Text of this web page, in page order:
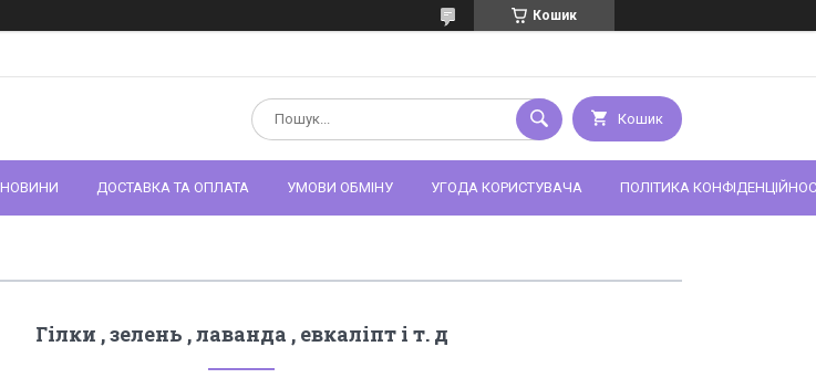
Кошик
Кошик
НОВИНИ ДОСТАВКА ТА ОПЛАТА УМОВИ ОБМІНУ УГОДА КОРИСТУВАЧА ПОЛІТИКА
Гілки , зелень , лаванда , евкаліпт і т. д